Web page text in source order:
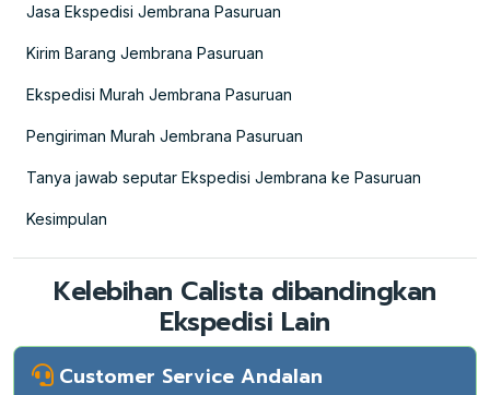
Jasa Ekspedisi Jembrana Pasuruan
Kirim Barang Jembrana Pasuruan
Ekspedisi Murah Jembrana Pasuruan
Pengiriman Murah Jembrana Pasuruan
Tanya jawab seputar Ekspedisi Jembrana ke Pasuruan
Kesimpulan
Kelebihan Calista dibandingkan
Ekspedisi Lain
Customer Service Andalan